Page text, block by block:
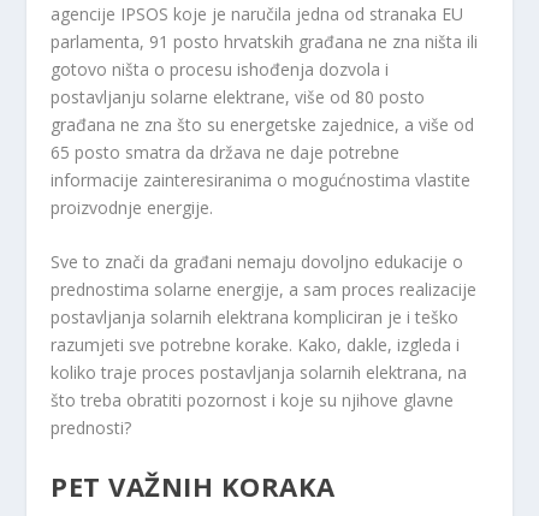
agencije IPSOS koje je naručila jedna od stranaka EU
parlamenta, 91 posto hrvatskih građana ne zna ništa ili
gotovo ništa o procesu ishođenja dozvola i
postavljanju solarne elektrane, više od 80 posto
građana ne zna što su energetske zajednice, a više od
65 posto smatra da država ne daje potrebne
informacije zainteresiranima o mogućnostima vlastite
proizvodnje energije.
Sve to znači da građani nemaju dovoljno edukacije o
prednostima solarne energije, a sam proces realizacije
postavljanja solarnih elektrana kompliciran je i teško
razumjeti sve potrebne korake. Kako, dakle, izgleda i
koliko traje proces postavljanja solarnih elektrana, na
što treba obratiti pozornost i koje su njihove glavne
prednosti?
PET VAŽNIH KORAKA